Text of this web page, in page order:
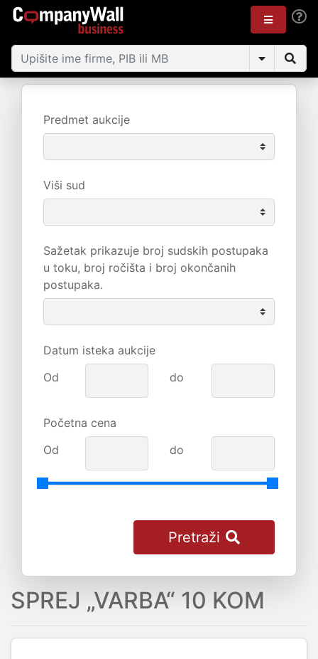
Predmet aukcije
Viši sud
Sažetak prikazuje broj sudskih postupaka
u toku, broj ročišta i broj okončanih
postupaka.
Datum isteka aukcije
Od
do
Početna cena
Od
do
Pretraži
SPREJ „VARBA“ 10 KOM